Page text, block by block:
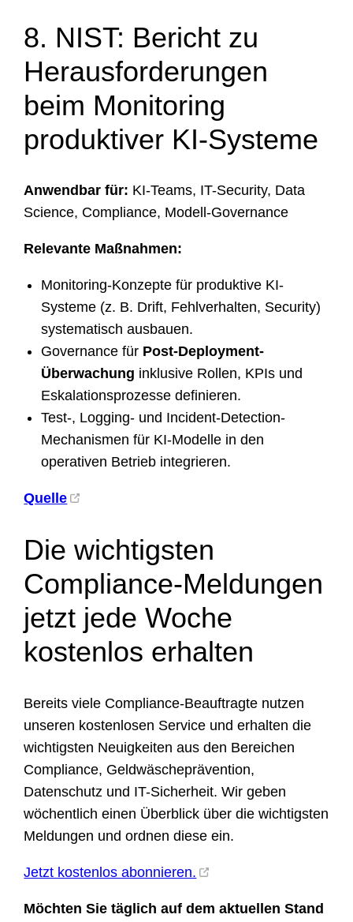
8. NIST: Bericht zu
Herausforderungen
beim Monitoring
produktiver KI-Systeme
Anwendbar für: KI-Teams, IT-Security, Data
Science, Compliance, Modell-Governance
Relevante Maßnahmen:
Monitoring-Konzepte für produktive KI-
Systeme (z. B. Drift, Fehlverhalten, Security)
systematisch ausbauen.
Governance für Post-Deployment-
Überwachung inklusive Rollen, KPIs und
Eskalationsprozesse definieren.
Test-, Logging- und Incident-Detection-
Mechanismen für KI-Modelle in den
operativen Betrieb integrieren.
Quelle
Die wichtigsten
Compliance-Meldungen
jetzt jede Woche
kostenlos erhalten
Bereits viele Compliance-Beauftragte nutzen
unseren kostenlosen Service und erhalten die
wichtigsten Neuigkeiten aus den Bereichen
Compliance, Geldwäscheprävention,
Datenschutz und IT-Sicherheit. Wir geben
wöchentlich einen Überblick über die wichtigsten
Meldungen und ordnen diese ein.
Jetzt kostenlos abonnieren.
Möchten Sie täglich auf dem aktuellen Stand